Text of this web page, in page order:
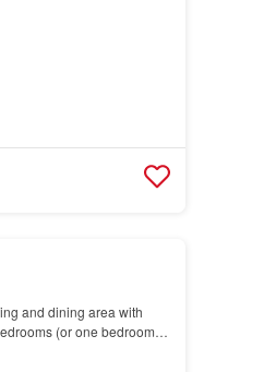
and dining area with
(or one bedroom